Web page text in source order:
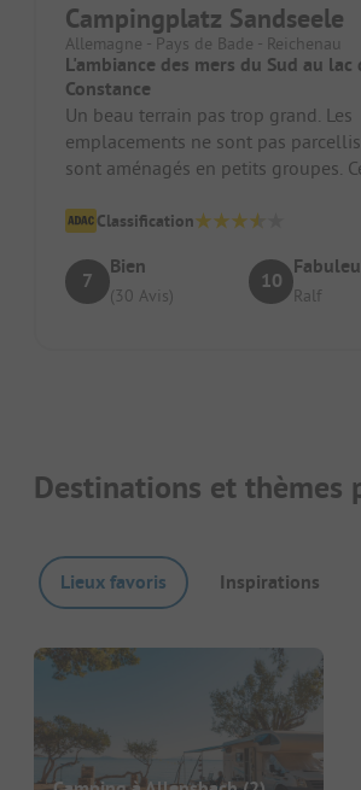
Campingplatz Sandseele
Allemagne - Pays de Bade - Reichenau
L'ambiance des mers du Sud au lac
Constance
Un beau terrain pas trop grand. Les
emplacements ne sont pas
sont aménagés en petits groupes.
Classification
7
Bien
(30 Avis)
10
Ralf
Destinations et thèmes
Lieux favoris Inspirations